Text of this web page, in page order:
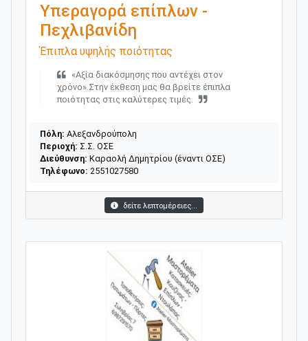
Υπεραγορά επίπλων -
Πεχλιβανίδη
Έπιπλα υψηλής ποιότητας
«Αξία διακόσμησης που αντέχει στον
χρόνο».Στην έκθεση μας θα βρείτε έπιπλα
ποιότητας στις καλύτερες τιμές.
Πόλη: Αλεξανδρούπολη
Περιοχή: Σ.Σ. ΟΣΕ
Διεύθυνση: Καραολή Δημητρίου (έναντι ΟΣΕ)
Τηλέφωνο: 2551027580
δείτε λεπτομέρειες...